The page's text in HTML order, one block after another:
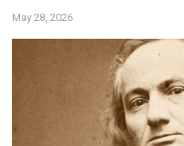
May 28, 2026